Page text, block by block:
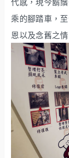
代感，現今鬍
乘的腳踏車，
恩以及念舊之情